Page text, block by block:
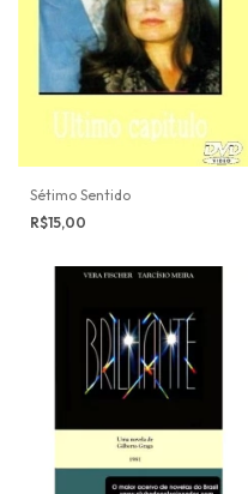
Sétimo Sentido
R$15,00